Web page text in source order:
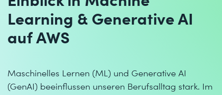
Learning & Generative AI
auf AWS
Maschinelles Lernen (ML) und Generative AI
(GenAI) beeinflussen unseren Berufsalltag stark. Im